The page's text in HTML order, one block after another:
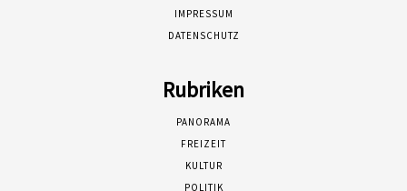
IMPRESSUM
DATENSCHUTZ
Rubriken
PANORAMA
FREIZEIT
KULTUR
POLITIK